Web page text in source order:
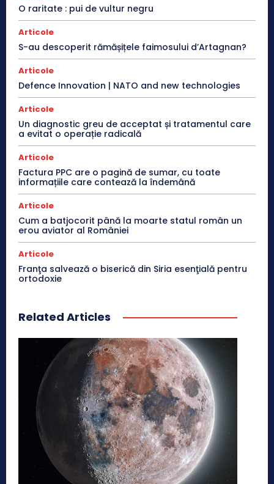
O raritate : pui de vultur negru
Articole
S-au descoperit rămășițele faimosului d’Artagnan?
Articole
Defence Innovation | NATO and new technologies
Articole
Un diagnostic greu de acceptat și tratamentul care
a evitat o operație radicală
Articole
Factura PPC are o pagină de sumar, cu toate
informațiile care contează la îndemână
Articole
Cum a batjocorit până la moarte statul român un
erou aviator al României
Articole
Franţa salvează o biserică din Siria esenţială pentru
ortodoxie
Related Articles